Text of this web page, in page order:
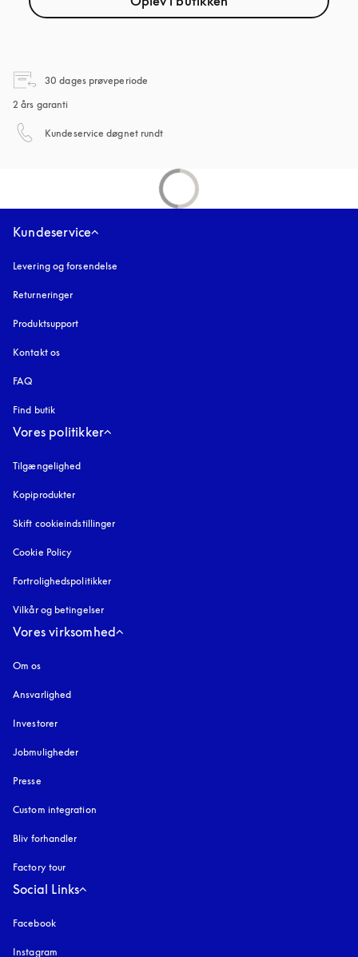
30 dages prøveperiode
2 års garanti
Kundeservice døgnet rundt
Kundeservice
Levering og forsendelse
Returneringer
Produktsupport
Kontakt os
FAQ
Find butik
Vores politikker
Tilgængelighed
Kopiprodukter
Skift cookieindstillinger
Cookie Policy
Fortrolighedspolitikker
Vilkår og betingelser
Vores virksomhed
Om os
Ansvarlighed
Investorer
Jobmuligheder
Presse
Custom integration
Bliv forhandler
Factory tour
Social Links
Facebook
Instagram